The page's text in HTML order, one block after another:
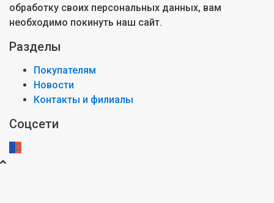
обработку своих персональных данных, вам
необходимо покинуть наш сайт.
Разделы
Покупателям
Новости
Контакты и филиалы
Соцсети